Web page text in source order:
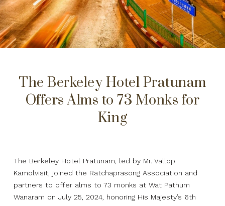
The Berkeley Hotel Pratunam
Offers Alms to 73 Monks for
King
The Berkeley Hotel Pratunam, led by Mr. Vallop
Kamolvisit, joined the Ratchaprasong Association and
partners to offer alms to 73 monks at Wat Pathum
Wanaram on July 25, 2024, honoring His Majesty’s 6th